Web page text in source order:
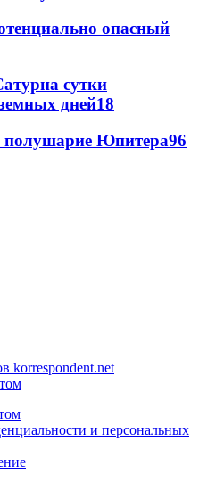
опасный
сутки
дней18
полушарие Юпитера96
korrespondent.net
и персональных